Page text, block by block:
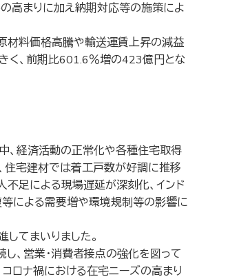
高まりに加え納期対応等の施策によ
材料価格高騰や輸送運賃上昇の減益
く、前期比601.6％増の423億円とな
、経済活動の正常化や各種住宅取得
住宅建材では着工戸数が好調に推移
足による現場遅延が深刻化、インド
等による需要増や環境規制等の影響に
てまいりました。
、営業・消費者接点の強化を図って
ロナ禍における在宅ニーズの高まり